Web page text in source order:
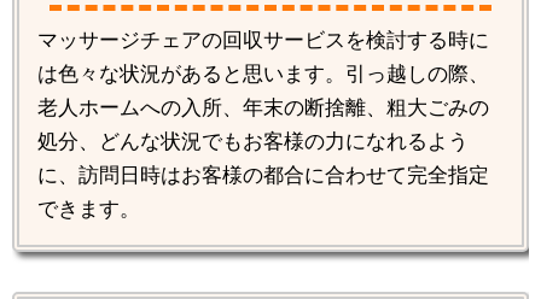
マッサージチェアの回収サービスを検討する時に
は色々な状況があると思います。引っ越しの際、
老人ホームへの入所、年末の断捨離、粗大ごみの
処分、どんな状況でもお客様の力になれるよう
に、訪問日時はお客様の都合に合わせて完全指定
できます。